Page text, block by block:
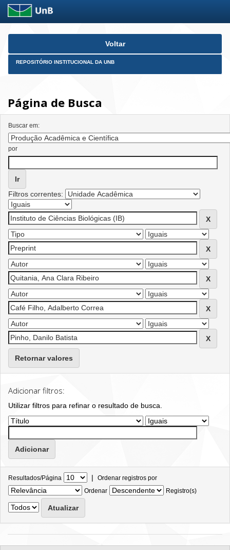
Skip
Voltar
REPOSITÓRIO INSTITUCIONAL DA UNB
Página de Busca
Buscar em:
por
Filtros correntes:
Retornar valores
Adicionar filtros:
Utilizar filtros para refinar o resultado de busca.
Resultados/Página | Ordenar registros por
Ordenar
Registro(s)